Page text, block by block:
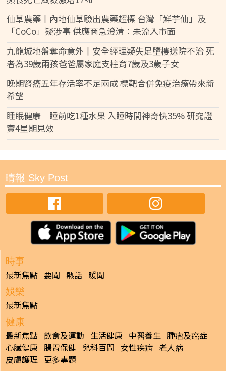
仙草農藥丨內地仙草驗出農藥超標 台灣「鮮芋仙」及
「CoCo」疑涉事 供應商急澄清：未流入市面
九龍城地盤奪命意外丨安全經理疑失足墮樓送院不治 死
者為39歲兩孩爸爸屬家庭支柱育7歲及3歲子女
晚期腎癌五年存活率不足兩成 標靶合併免疫治療帶來新
希望
睡眠健康｜睡前吃1種水果 入睡時間神奇快35% 研究證
實4星期見效
晴報 Sky Post
時事
最新焦點 要聞 熱話 暖聞
娛樂
最新焦點
健康
最新焦點 飲食及運動 生活健康 中醫養生 腫瘤及癌症
心臟健康 腸胃保健 兒科百問 女性疾病 老人病
皮膚護理 更多專題